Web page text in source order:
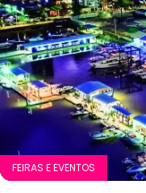
FEIRAS E EVENTOS